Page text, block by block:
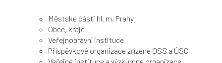
Městské části hl. m. Prahy
Obce, kraje
Veřejnoprávní instituce
Příspěvkové organizace zřízené OSS a ÚSC